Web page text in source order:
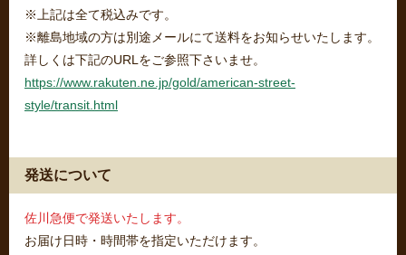
※上記は全て税込みです。
※離島地域の方は別途メールにて送料をお知らせいたします。
詳しくは下記のURLをご参照下さいませ。
https://www.rakuten.ne.jp/gold/american-street-
style/transit.html
発送について
佐川急便で発送いたします。
お届け日時・時間帯を指定いただけます。